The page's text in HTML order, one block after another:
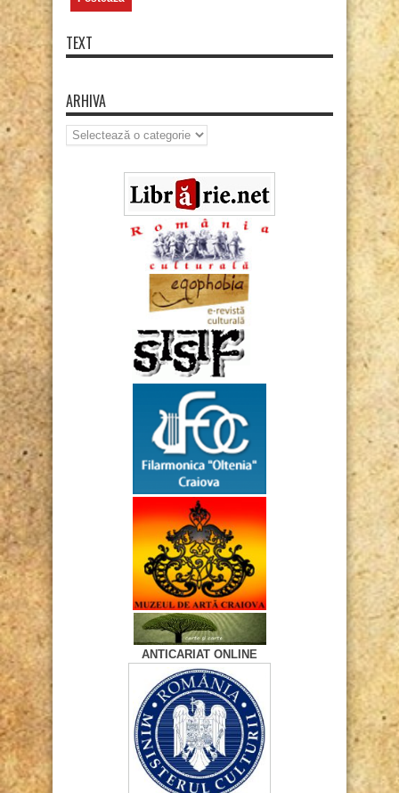
TEXT
ARHIVA
Arhiva
ANTICARIAT ONLINE